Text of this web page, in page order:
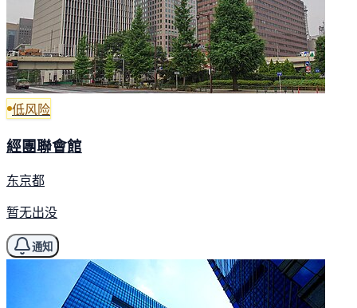
低风险
經團聯會館
东京都
暂无出没
通知